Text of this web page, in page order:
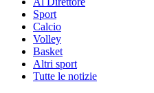
Sport
Calcio
Volley
Basket
Altri sport
Tutte le notizie